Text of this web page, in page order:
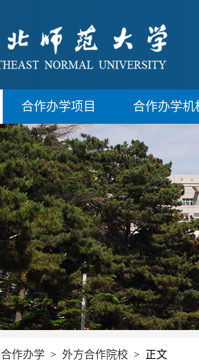
合作办学项目 合作办学机
合作办学 > 外方合作院校 > 正文